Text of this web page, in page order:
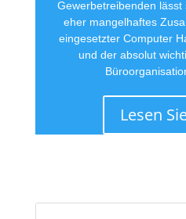
Gewerbetreibenden
eher mangelhaftes
eingesetzter Computer
und der absolut
Lesen